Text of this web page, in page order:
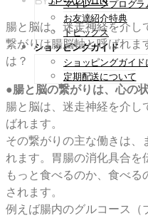
マイレージプログラ
お友達紹介特典
トピックス
ショッピングガイド
ショッピングガイド
定期配送について
腸と脳は、迷走神経を介
繋がりは腸脳軸と呼ばれま
は？
●腸と脳の繋がりは、心の
腸と脳は、迷走神経を介
ばれます。
その繋がりの主な働きは、
れます。胃腸の消化具合を
もっと食べるのか、食べ
されます。
例えば腸内のグルコース（